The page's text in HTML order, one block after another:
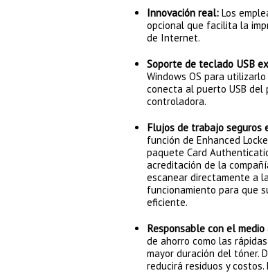
Innovación real: Los
opcional que facilita la
de Internet.
Soporte de teclado USB
Windows OS para
conecta al puerto USB
controladora.
Flujos de trabajo seguros
función de Enhanced
paquete Card
acreditación de la
escanear directamente a
funcionamiento para que
eficiente.
Responsable con el
de ahorro como las
mayor duración del tóner.
reducirá residuos y